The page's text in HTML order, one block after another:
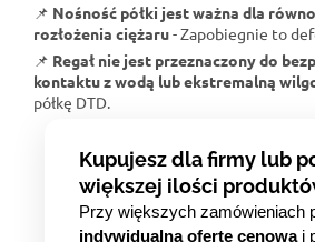
📌 Nośność półki jest ważna dla
rozłożenia ciężaru- Zapobiegnie to
📌 Regał nie jest przeznaczony do
kontaktu z wodą lub ekstremalną
półkę DTD.
Kupujesz dla firmy lub
większej ilości
Przy większych zamówieniach
indywidualną ofertę cenowąi